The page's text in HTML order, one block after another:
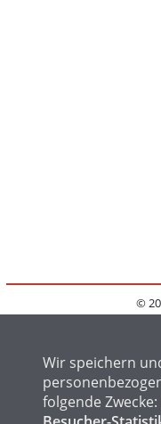
©
FAQ
Wir speichern
folgende Zwecke: